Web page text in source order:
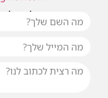
או שילחו